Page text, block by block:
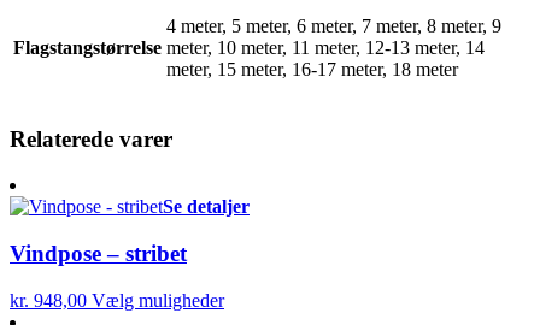
Flagstangstørrelse
4 meter, 5 meter, 6 meter, 7 meter, 8 meter, 9
meter, 10 meter, 11 meter, 12-13 meter, 14
meter, 15 meter, 16-17 meter, 18 meter
Relaterede varer
Se detaljer
Vindpose – stribet
kr. 948,00 Vælg muligheder